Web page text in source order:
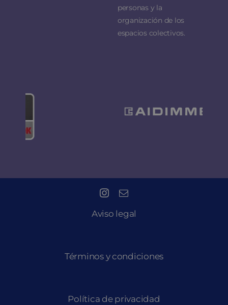
personas y la
organización de los
espacios colectivos.
Aviso legal
Términos y condiciones
Política de privacidad